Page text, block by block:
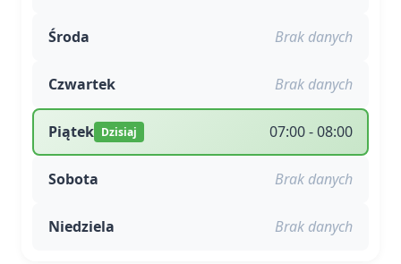
Środa Brak danych
Czwartek Brak danych
Piątek Dzisiaj 07:00 - 08:00
Sobota Brak danych
Niedziela Brak danych